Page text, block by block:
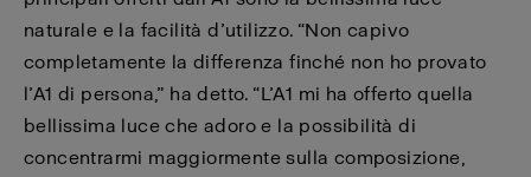
naturale e la facilità d’utilizzo. “Non capivo
completamente la differenza finché non ho provato
l’A1 di persona,” ha detto. “L’A1 mi ha offerto quella
bellissima luce che adoro e la possibilità di
concentrarmi maggiormente sulla composizione,